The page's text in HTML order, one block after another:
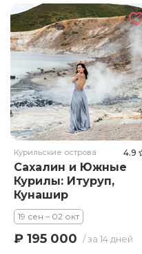
Курильские острова 4.9
Сахалин и Южные
Курилы: Итуруп,
Кунашир
19 сен – 02 окт
₽ 195 000 / за 14 дней